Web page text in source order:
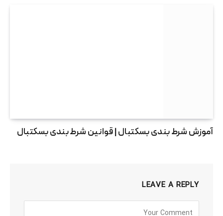
آموزش شرط بندی بسکتبال | قوانین شرط بندی بسکتبال
LEAVE A REPLY